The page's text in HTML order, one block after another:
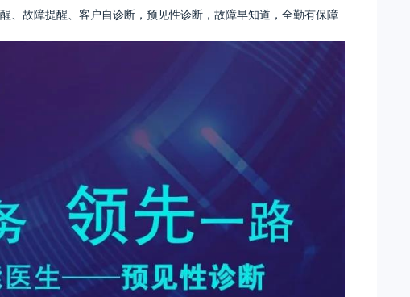
、故障提醒、客户自诊断，预见性诊断，故障早知道，全勤有保障